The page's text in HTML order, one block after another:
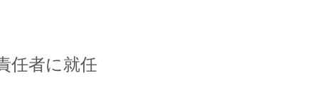
任者に就任